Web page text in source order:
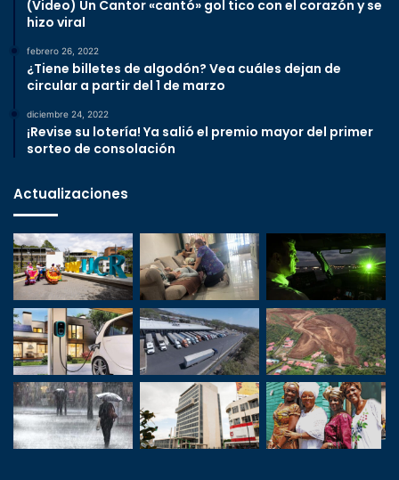
(Video) Un Cantor «cantó» gol tico con el corazón y se
hizo viral
febrero 26, 2022
¿Tiene billetes de algodón? Vea cuáles dejan de
circular a partir del 1 de marzo
diciembre 24, 2022
¡Revise su lotería! Ya salió el premio mayor del primer
sorteo de consolación
Actualizaciones